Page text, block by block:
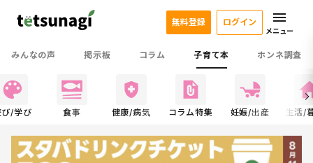
みんなの声 掲示板 コラム 子育て本 ホンネ調査
無料登録 ログイン
メニュー
び/学び 食事 健康/病気 コラム特集 妊娠/出産 生活/